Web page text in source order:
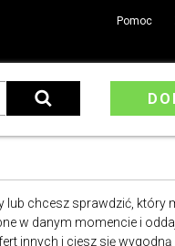
Pomoc
chcesz sprawdzić, który
w danym momencie i
innych i ciesz się